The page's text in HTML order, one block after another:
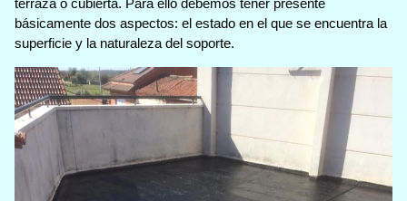
básicamente dos aspectos: el estado en el que se encuentra la
superficie y la naturaleza del soporte.